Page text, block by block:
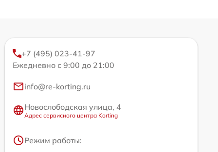
+7 (495) 023-41-97
Ежедневно с 9:00 до 21:00
info@re-korting.ru
Новослободская улица, 4
Адрес сервисного центра Korting
Режим работы: